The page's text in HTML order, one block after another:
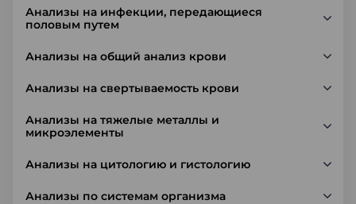
Анализы на инфекции, передающиеся
половым путем
Анализы на общий анализ крови
Анализы на свертываемость крови
Анализы на тяжелые металлы и
микроэлементы
Анализы на цитологию и гистологию
Анализы по системам организма